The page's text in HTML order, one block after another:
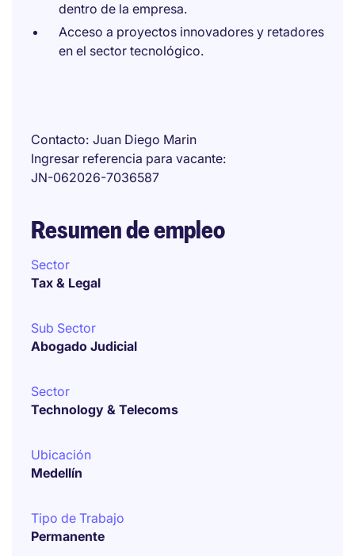
dentro de la empresa.
Acceso a proyectos innovadores y retadores
en el sector tecnológico.
Contacto Juan Diego Marin
Ingresar referencia para vacante
JN-062026-7036587
Resumen de empleo
Sector
Tax & Legal
Sub Sector
Abogado Judicial
Sector
Technology & Telecoms
Ubicación
Medellín
Tipo de Trabajo
Permanente